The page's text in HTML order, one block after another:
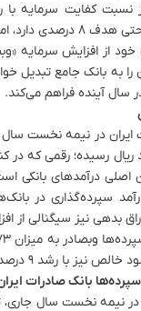
صادرات در آن قرار گرفته است.
هزار میلیارد ریال رسیده؛
درصدی درآمد
بدهی نیز سیگنالی از
رسیده و سود هر سهم بانک از به ۱۲ ریال برسد.
بانک صادرات